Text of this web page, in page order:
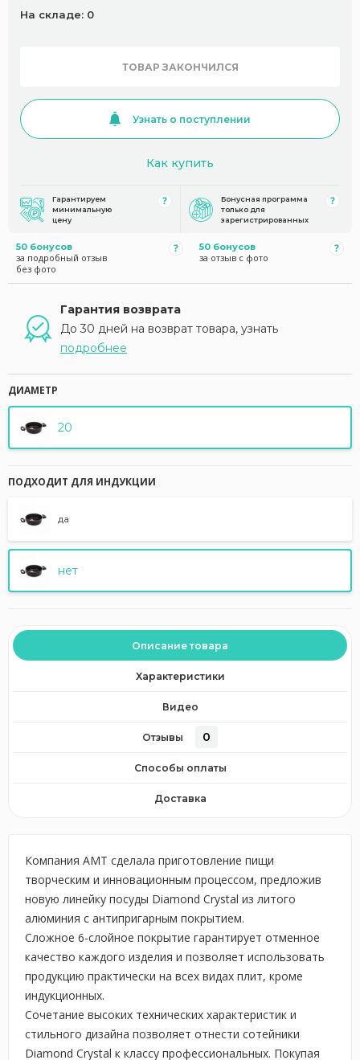
На складе: 0
ТОВАР ЗАКОНЧИЛСЯ
Узнать о поступлении
Как купить
Гарантируем
минимальную
цену
Бонусная программа
только для
зарегистрированных
50 бонусов
за подробный отзыв
без фото
50 бонусов
за отзыв с фото
Гарантия возврата
До 30 дней на возврат товара, узнать
подробнее
ДИАМЕТР
20
ПОДХОДИТ ДЛЯ ИНДУКЦИИ
да
нет
Описание товара
Характеристики
Видео
Отзывы 0
Способы оплаты
Доставка
Компания AMT сделала приготовление пищи
творческим и инновационным процессом, предложив
новую линейку посуды Diamond Crystal из литого
алюминия с антипригарным покрытием.
Сложное 6-слойное покрытие гарантирует отменное
качество каждого изделия и позволяет использовать
продукцию практически на всех видах плит, кроме
индукционных.
Сочетание высоких технических характеристик и
стильного дизайна позволяет отнести сотейники
Diamond Crystal к классу профессиональных. Покупая